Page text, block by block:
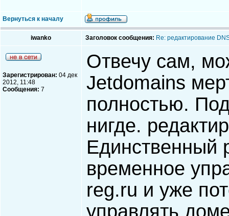
Вернуться к началу
iwanko Заголовок сообщения: Re: редактирование
Зарегистрирован: 04 дек
2012, 11:48
Сообщения: 7
Отвечу сам,
Jetdomains
полностью.
нигде.
Единственный
временное
reg.ru и уже
управлять